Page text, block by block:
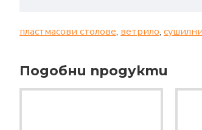
пластмасови столове, ветрило,
Подобни продукти